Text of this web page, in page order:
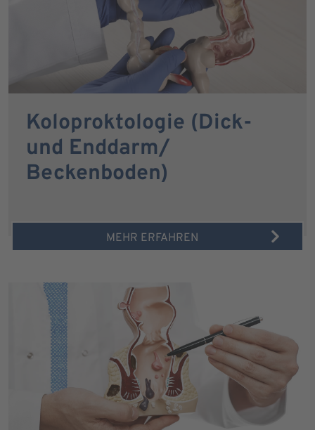
Koloproktologie (Dick-
und Enddarm/
Beckenboden)
MEHR ERFAHREN